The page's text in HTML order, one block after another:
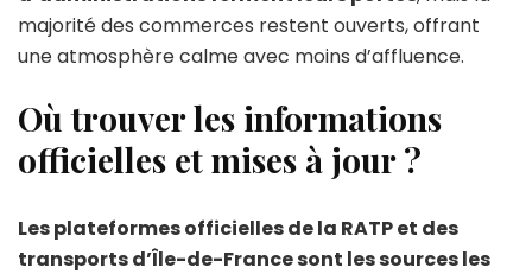
majorité des commerces restent ouverts, offrant
une atmosphère calme avec moins d’affluence.
Où trouver les informations
officielles et mises à jour ?
Les plateformes officielles de la RATP et des
transports d’Île-de-France sont les sources les